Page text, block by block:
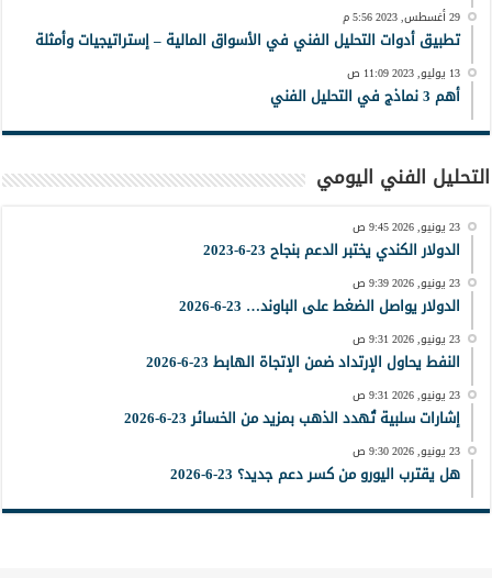
29 أغسطس, 2023 5:56 م
تطبيق أدوات التحليل الفني في الأسواق المالية – إستراتيجيات وأمثلة
13 يوليو, 2023 11:09 ص
أهم 3 نماذج في التحليل الفني
التحليل الفني اليومي
23 يونيو, 2026 9:45 ص
الدولار الكندي يختبر الدعم بنجاح 23-6-2023
23 يونيو, 2026 9:39 ص
الدولار يواصل الضغط على الباوند… 23-6-2026
23 يونيو, 2026 9:31 ص
النفط يحاول الإرتداد ضمن الإتجاة الهابط 23-6-2026
23 يونيو, 2026 9:31 ص
إشارات سلبية تُهدد الذهب بمزيد من الخسائر 23-6-2026
23 يونيو, 2026 9:30 ص
هل يقترب اليورو من كسر دعم جديد؟ 23-6-2026